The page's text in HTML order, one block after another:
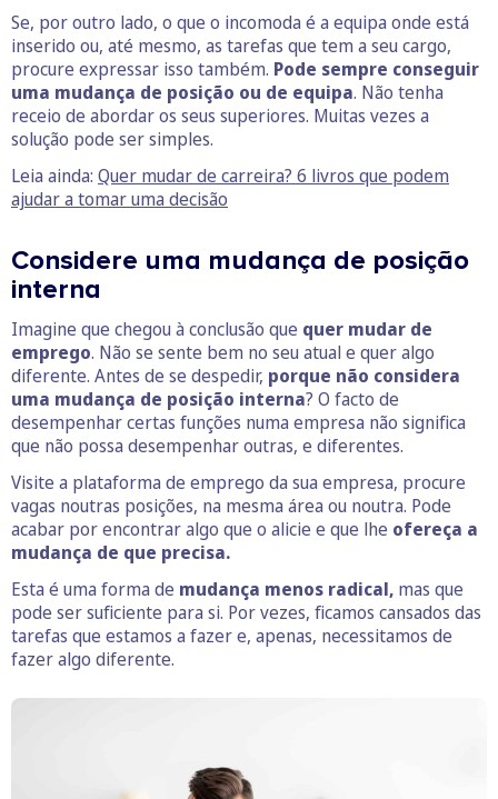
Se, por outro lado, o que o incomoda é a equipa onde está
inserido ou, até mesmo, as tarefas que tem a seu cargo,
procure expressar isso também. Pode sempre conseguir
uma mudança de posição ou de equipa. Não tenha
receio de abordar os seus superiores. Muitas vezes a
solução pode ser simples.
Leia ainda: Quer mudar de carreira? 6 livros que podem
ajudar a tomar uma decisão
Considere uma mudança de posição
interna
Imagine que chegou à conclusão que quer mudar de
emprego. Não se sente bem no seu atual e quer algo
diferente. Antes de se despedir, porque não considera
uma mudança de posição interna? O facto de
desempenhar certas funções numa empresa não significa
que não possa desempenhar outras, e diferentes.
Visite a plataforma de emprego da sua empresa, procure
vagas noutras posições, na mesma área ou noutra. Pode
acabar por encontrar algo que o alicie e que lhe ofereça a
mudança de que precisa.
Esta é uma forma de mudança menos radical, mas que
pode ser suficiente para si. Por vezes, ficamos cansados das
tarefas que estamos a fazer e, apenas, necessitamos de
fazer algo diferente.